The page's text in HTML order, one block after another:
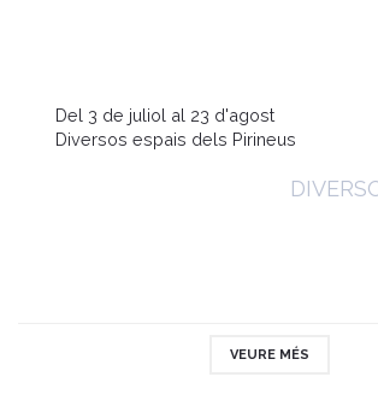
Del 3 de juliol al 23 d'agost
Diversos espais dels Pirineus
VEURE MÉS